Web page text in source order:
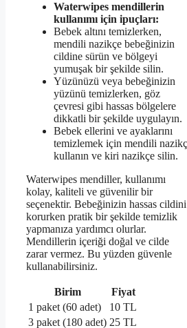
Waterwipes mendillerin
kullanımı için ipuçları:
Bebek altını temizlerken,
mendili nazikçe bebeğinizin
cildine sürün ve bölgeyi
yumuşak bir şekilde silin.
Yüzünüzü veya bebeğinizin
yüzünü temizlerken, göz
çevresi gibi hassas bölgelere
dikkatli bir şekilde uygulayın.
Bebek ellerini ve ayaklarını
temizlemek için mendili
kullanın ve kiri nazikçe silin.
Waterwipes mendiller, kullanımı
kolay, kaliteli ve güvenilir bir
seçenektir. Bebeğinizin hassas cildini
korurken pratik bir şekilde temizlik
yapmanıza yardımcı olurlar.
Mendillerin içeriği doğal ve cilde
zarar vermez. Bu yüzden güvenle
kullanabilirsiniz.
Birim
Fiyat
1 paket (60 adet)
10 TL
3 paket (180 adet) 25 TL